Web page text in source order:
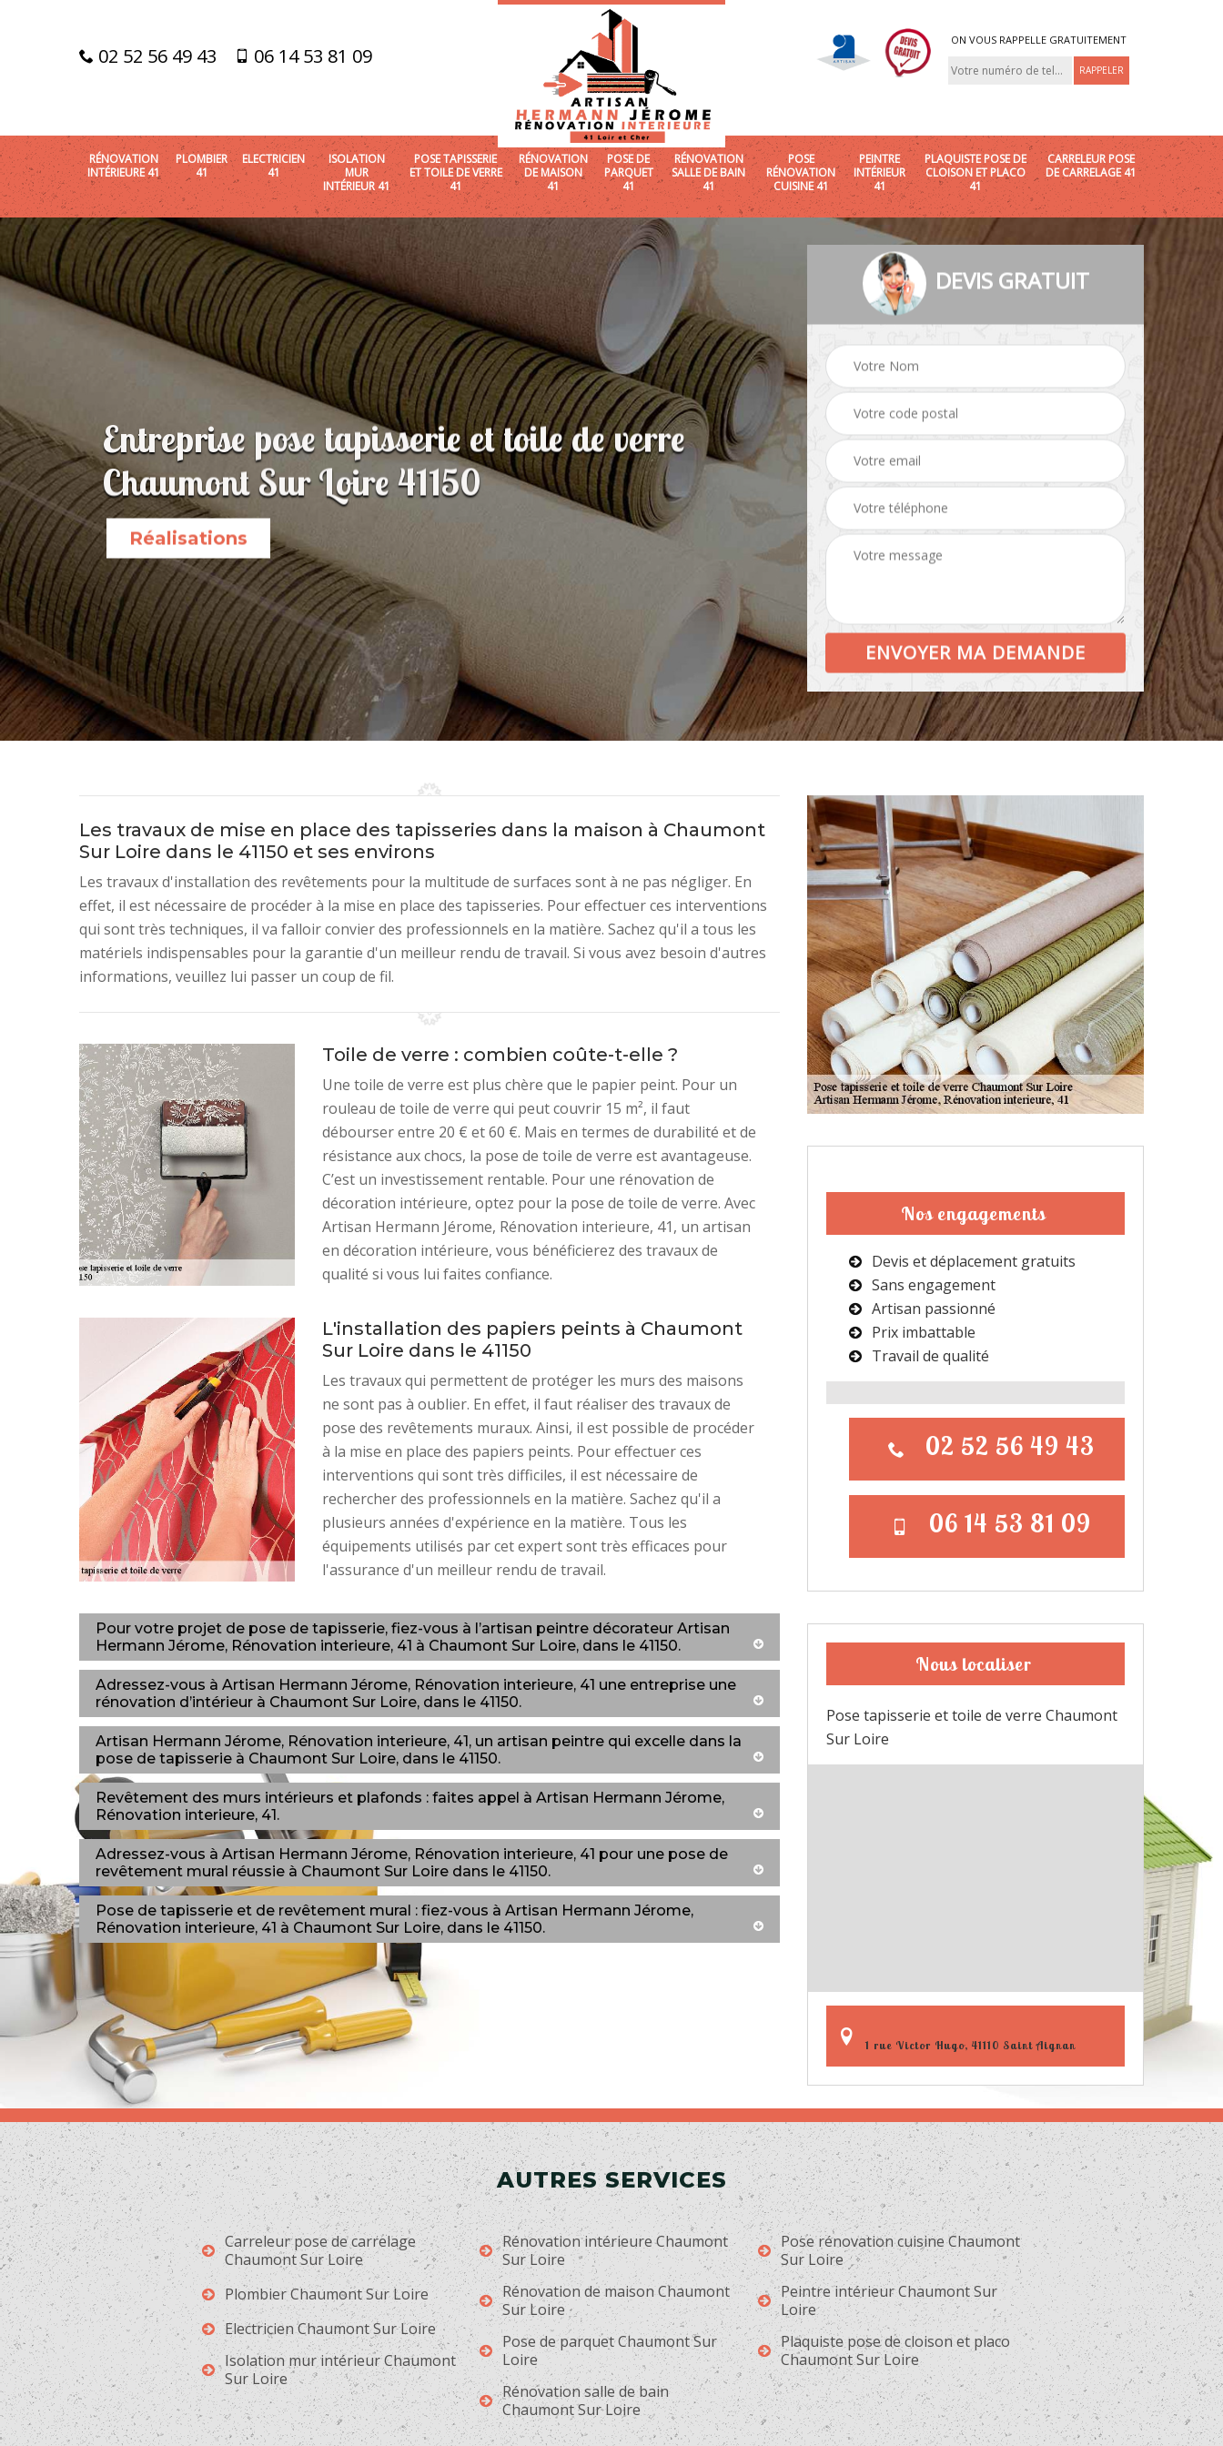
02 52 56 49 43 06 14 53 81 09
ON VOUS RAPPELLE GRATUITEMENT
RÉNOVATION
INTÉRIEURE 41
PLOMBIER
41
ELECTRICIEN
41
ISOLATION
MUR
INTÉRIEUR 41
POSE TAPISSERIE
ET TOILE DE VERRE
41
RÉNOVATION
DE MAISON
41
POSE DE
PARQUET
41
RÉNOVATION
SALLE DE BAIN
41
POSE
RÉNOVATION
CUISINE 41
PEINTRE
INTÉRIEUR
41
PLAQUISTE POSE DE
CLOISON ET PLACO
41
CARRELEUR POSE
DE CARRELAGE 41
Entreprise pose tapisserie et toile de verre
Chaumont Sur Loire 41150
Réalisations
DEVIS GRATUIT
Les travaux de mise en place des tapisseries dans la maison à Chaumont
Sur Loire dans le 41150 et ses environs
Les travaux d'installation des revêtements pour la multitude de surfaces sont à ne pas négliger. En
effet, il est nécessaire de procéder à la mise en place des tapisseries. Pour effectuer ces interventions
qui sont très techniques, il va falloir convier des professionnels en la matière. Sachez qu'il a tous les
matériels indispensables pour la garantie d'un meilleur rendu de travail. Si vous avez besoin d'autres
informations, veuillez lui passer un coup de fil.
Toile de verre : combien coûte-t-elle ?
Une toile de verre est plus chère que le papier peint. Pour un
rouleau de toile de verre qui peut couvrir 15 m², il faut
débourser entre 20 € et 60 €. Mais en termes de durabilité et de
résistance aux chocs, la pose de toile de verre est avantageuse.
C’est un investissement rentable. Pour une rénovation de
décoration intérieure, optez pour la pose de toile de verre. Avec
Artisan Hermann Jérome, Rénovation interieure, 41, un artisan
en décoration intérieure, vous bénéficierez des travaux de
qualité si vous lui faites confiance.
L'installation des papiers peints à Chaumont
Sur Loire dans le 41150
Les travaux qui permettent de protéger les murs des maisons
ne sont pas à oublier. En effet, il faut réaliser des travaux de
pose des revêtements muraux. Ainsi, il est possible de procéder
à la mise en place des papiers peints. Pour effectuer ces
interventions qui sont très difficiles, il est nécessaire de
rechercher des professionnels en la matière. Sachez qu'il a
plusieurs années d'expérience en la matière. Tous les
équipements utilisés par cet expert sont très efficaces pour
l'assurance d'un meilleur rendu de travail.
Pour votre projet de pose de tapisserie, fiez-vous à l’artisan peintre décorateur Artisan
Hermann Jérome, Rénovation interieure, 41 à Chaumont Sur Loire, dans le 41150.
Adressez-vous à Artisan Hermann Jérome, Rénovation interieure, 41 une entreprise une
rénovation d’intérieur à Chaumont Sur Loire, dans le 41150.
Artisan Hermann Jérome, Rénovation interieure, 41, un artisan peintre qui excelle dans la
pose de tapisserie à Chaumont Sur Loire, dans le 41150.
Revêtement des murs intérieurs et plafonds : faites appel à Artisan Hermann Jérome,
Rénovation interieure, 41.
Adressez-vous à Artisan Hermann Jérome, Rénovation interieure, 41 pour une pose de
revêtement mural réussie à Chaumont Sur Loire dans le 41150.
Pose de tapisserie et de revêtement mural : fiez-vous à Artisan Hermann Jérome,
Rénovation interieure, 41 à Chaumont Sur Loire, dans le 41150.
Nos engagements
Devis et déplacement gratuits
Sans engagement
Artisan passionné
Prix imbattable
Travail de qualité
02 52 56 49 43
06 14 53 81 09
Nous localiser
Pose tapisserie et toile de verre Chaumont
Sur Loire
1 rue Victor Hugo, 41110 Saint Aignan
AUTRES SERVICES
Carreleur pose de carrelage
Chaumont Sur Loire
Plombier Chaumont Sur Loire
Electricien Chaumont Sur Loire
Isolation mur intérieur Chaumont
Sur Loire
Rénovation intérieure Chaumont
Sur Loire
Rénovation de maison Chaumont
Sur Loire
Pose de parquet Chaumont Sur
Loire
Rénovation salle de bain
Chaumont Sur Loire
Pose rénovation cuisine Chaumont
Sur Loire
Peintre intérieur Chaumont Sur
Loire
Plaquiste pose de cloison et placo
Chaumont Sur Loire